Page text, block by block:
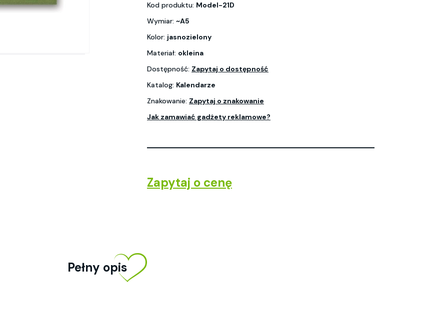
Kod produktu: Model-21D
Wymiar: ~A5
Kolor: jasnozielony
Materiał: okleina
Dostępność: Zapytaj o dostępność
Katalog: Kalendarze
Znakowanie: Zapytaj o znakowanie
Jak zamawiać gadżety reklamowe?
Zapytaj o cenę
Pełny opis